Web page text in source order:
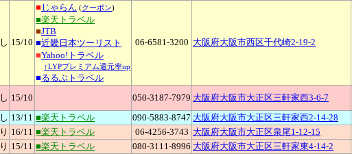
15/10
■ じゃらん (クーポン)
■楽天トラベル
■JTB
■近畿日本ツーリスト
■Yahoo!トラベル
↑LYPプレミアム還元率up
■るるぶトラベル
06-6581-3200 大阪府大阪市西区千代崎2-19-2
15/10 050-3187-7979 大阪府大阪市大正区三軒家西3-6-7
13/11 ■楽天トラベル 090-5883-8747 大阪府大阪市大正区三軒家西2-14-28
16/11 ■楽天トラベル 06-4256-3743 大阪府大阪市大正区泉尾1-12-15
15/11 ■楽天トラベル 080-3111-8996 大阪府大阪市大正区三軒家東4-14-2